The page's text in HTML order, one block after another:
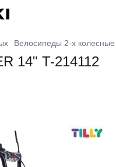
Велосипеды 2-х колесные
14" T-214112